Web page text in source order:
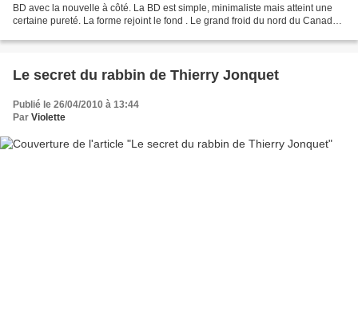
BD avec la nouvelle à côté. La BD est simple, minimaliste mais atteint une
certaine pureté. La forme rejoint le fond . Le grand froid du nord du Canada.
Le secret du rabbin de Thierry Jonquet
Publié le 26/04/2010 à 13:44
Par Violette